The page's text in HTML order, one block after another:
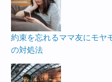
約束を忘れるママ友にモ
の対処法